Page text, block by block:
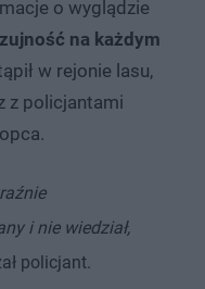
o wyglądzie
na każdym
w rejonie lasu,
z policjantami
i nie wiedział,
policjant.